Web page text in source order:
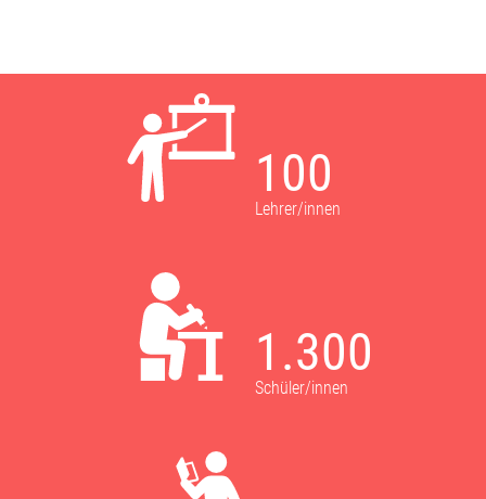
100
Lehrer/innen
1.300
Schüler/innen